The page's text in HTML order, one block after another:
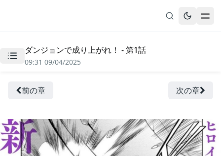
無料漫画
履歴
ダンジョンで成り上がれ！ - 第1話
09:31 09/04/2025
前の章 次の章